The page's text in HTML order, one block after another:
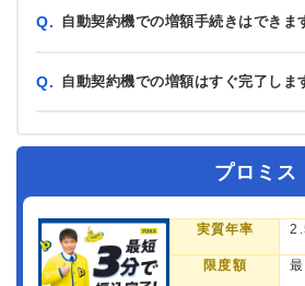
Q. 自動契約機での増額手続きはできま
Q. 自動契約機での増額はすぐ完了しま
プロミス
実質年率
限度額